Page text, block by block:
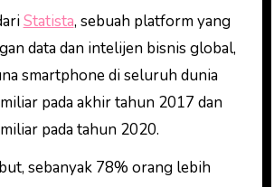
Statista, sebuah platform yang
data dan intelijen bisnis global,
smartphone di seluruh dunia
pada akhir tahun 2017 dan
pada tahun 2020.
sebanyak 78% orang lebih